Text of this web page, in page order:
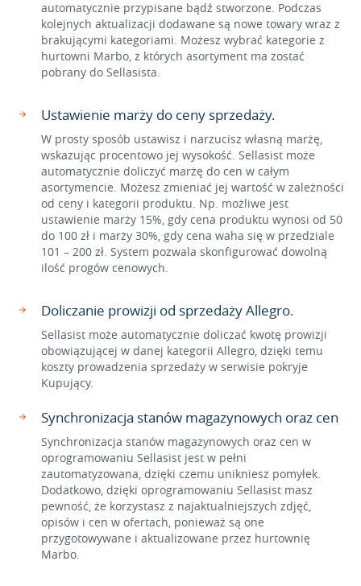
automatycznie przypisane bądź stworzone. Podczas
kolejnych aktualizacji dodawane są nowe towary wraz z
brakującymi kategoriami. Możesz wybrać kategorie z
hurtowni Marbo, z których asortyment ma zostać
pobrany do Sellasista.
Ustawienie marży do ceny sprzedaży.
W prosty sposób ustawisz i narzucisz własną marżę,
wskazując procentowo jej wysokość. Sellasist może
automatycznie doliczyć marżę do cen w całym
asortymencie. Możesz zmieniać jej wartość w zależności
od ceny i kategorii produktu. Np. możliwe jest
ustawienie marży 15%, gdy cena produktu wynosi od 50
do 100 zł i marży 30%, gdy cena waha się w przedziale
101 – 200 zł. System pozwala skonfigurować dowolną
ilość progów cenowych.
Doliczanie prowizji od sprzedaży Allegro.
Sellasist może automatycznie doliczać kwotę prowizji
obowiązującej w danej kategorii Allegro, dzięki temu
koszty prowadzenia sprzedaży w serwisie pokryje
Kupujący.
Synchronizacja stanów magazynowych oraz cen
Synchronizacja stanów magazynowych oraz cen w
oprogramowaniu Sellasist jest w pełni
zautomatyzowana, dzięki czemu unikniesz pomyłek.
Dodatkowo, dzięki oprogramowaniu Sellasist masz
pewność, że korzystasz z najaktualniejszych zdjęć,
opisów i cen w ofertach, ponieważ są one
przygotowywane i aktualizowane przez hurtownię
Marbo.